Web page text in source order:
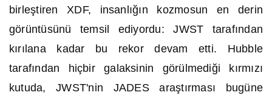
birleştiren XDF, insanlığın kozmosun en derin
görüntüsünü temsil ediyordu: JWST tarafından
kırılana kadar bu rekor devam etti. Hubble
tarafından hiçbir galaksinin görülmediği kırmızı
kutuda, JWST'nin JADES araştırması bugüne